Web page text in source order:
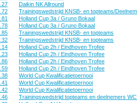
Daikin NK Allround
Trainingswedstrijd KNSB- en topteams/
Holland Cup 3a / Gruno Bokaal
Holland Cup 3a / Gruno Bokaal
Trainingswedstrijd KNSB- en topteams
Trainingswedstrijd KNSB- en topteams
Holland Cup 2h / Eindhoven Trofee
Holland Cup 2h / Eindhoven Trofee
Holland Cup 2h / Eindhoven Trofee
Holland Cup 2h / Eindhoven Trofee
World Cup Kwalificatietoernooi
World Cup Kwalificatietoernooi
World Cup Kwalificatietoernooi
Trainingswedstrijd topteams en deelnemers